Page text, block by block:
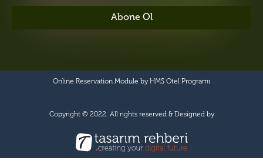
Abone Ol
Online Reservation Module by HMS Otel Programı
Copyright © 2022. All rights reserved & Designed by